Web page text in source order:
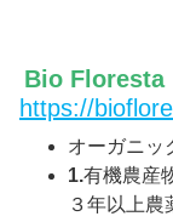
Bio Floresta
https://
オーガニッ
1.有機農産
３年以上農